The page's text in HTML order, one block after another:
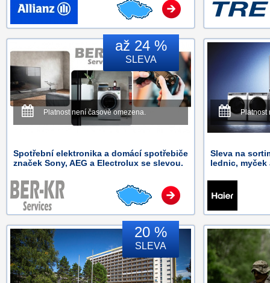
až 24 %
SLEVA
Platnost není časově omezena.
Spotřební elektronika a domácí spotřebiče
značek Sony, AEG a Electrolux se slevou.
Platnost
Sleva na
lednic, myček
20 %
SLEVA